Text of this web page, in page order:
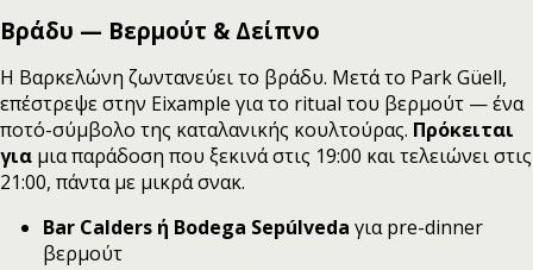
Βράδυ — Βερμούτ & Δείπνο
Η Βαρκελώνη ζωντανεύει το βράδυ. Μετά το Park Güell,
επέστρεψε στην Eixample για το ritual του βερμούτ — ένα
ποτό-σύμβολο της καταλανικής κουλτούρας. Πρόκειται
για μια παράδοση που ξεκινά στις 19:00 και τελειώνει στις
21:00, πάντα με μικρά σνακ.
Bar Calders ή Bodega Sepúlveda για pre-dinner
βερμούτ